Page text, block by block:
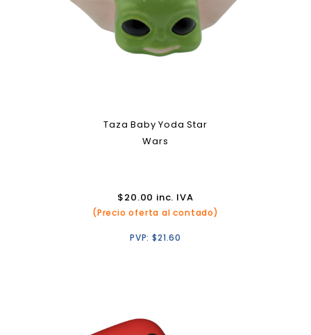
Taza Baby Yoda Star
Wars
$20.00 inc. IVA
(Precio oferta al contado)
PVP:$21.60